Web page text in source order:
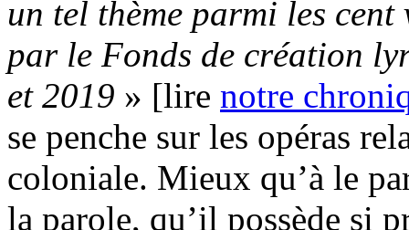
un tel thème parmi les
par le Fonds de création
et 2019 » [lire notre
se penche sur les opéras
coloniale. Mieux qu’à le
la parole, qu’il possède si